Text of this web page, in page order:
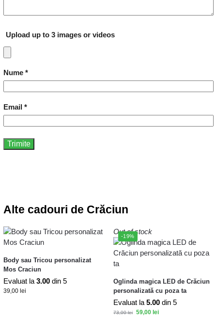
Upload up to 3 images or videos
Nume *
Email *
Alte cadouri de Crăciun
Body sau Tricou personalizat
Mos Craciun
Evaluat la3.00 din 5
39,00 lei
-19%
Out of stock
Oglinda magica LED de Crăciun
personalizată cu poza ta
Evaluat la5.00 din 5
73,00lei 59,00 lei